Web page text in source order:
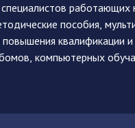
специалистов
пособия,
компьютерных